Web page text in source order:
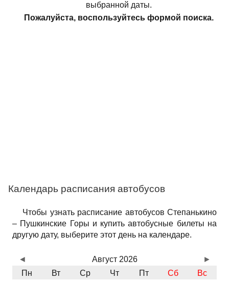
выбранной даты.
Пожалуйста, воспользуйтесь формой поиска.
Календарь расписания автобусов
Чтобы узнать расписание автобусов Степанькино
– Пушкинские Горы и купить автобусные билеты на
другую дату, выберите этот день на календаре.
Август 2026
Пн
Вт Ср Чт Пт Сб
Вс
◄ ►